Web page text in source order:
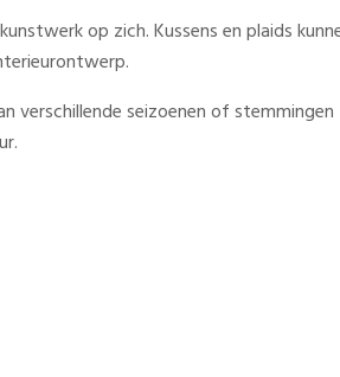
op zich. Kussens en plaids
verschillende seizoenen of